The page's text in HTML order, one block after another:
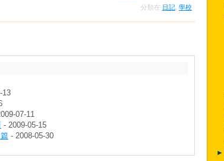
分類在 日記 學校
13
07-11
- 2009-05-15
- 2008-05-30
►